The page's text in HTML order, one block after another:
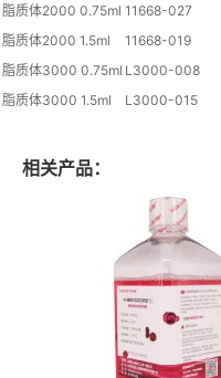
脂质体2000 0.75ml 11668-027
脂质体2000 1.5ml
11668-019
脂质体3000 0.75ml L3000-008
脂质体3000 1.5ml
L3000-015
相关产品：